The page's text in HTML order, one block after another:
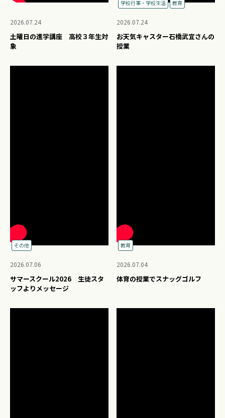
2026.07.24
土曜日の進学講座 高校３年生対
象
学校行事・学校生活 教育
2026.07.24
お天気キャスター石橋武宜さんの
授業
その他
2026.07.06
サマースクール2026 生徒スタ
ッフよりメッセージ
教育
2026.07.04
体育の授業でスナッグゴルフ